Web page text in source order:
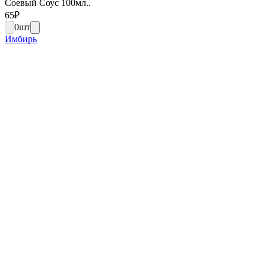
Соевый Соус 100мл..
65₽
0шт
Имбирь